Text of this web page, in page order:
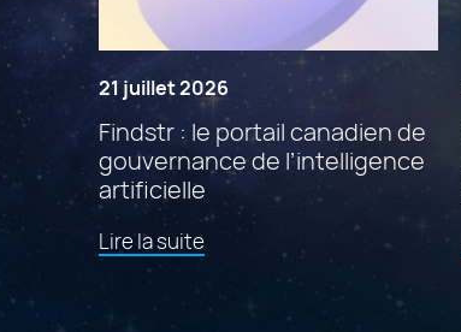
21 juillet 2026
Findstr : le portail canadien de
gouvernance de l’intelligence
artificielle
Lire la suitede
l'article